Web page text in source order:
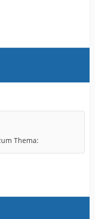
Thema: